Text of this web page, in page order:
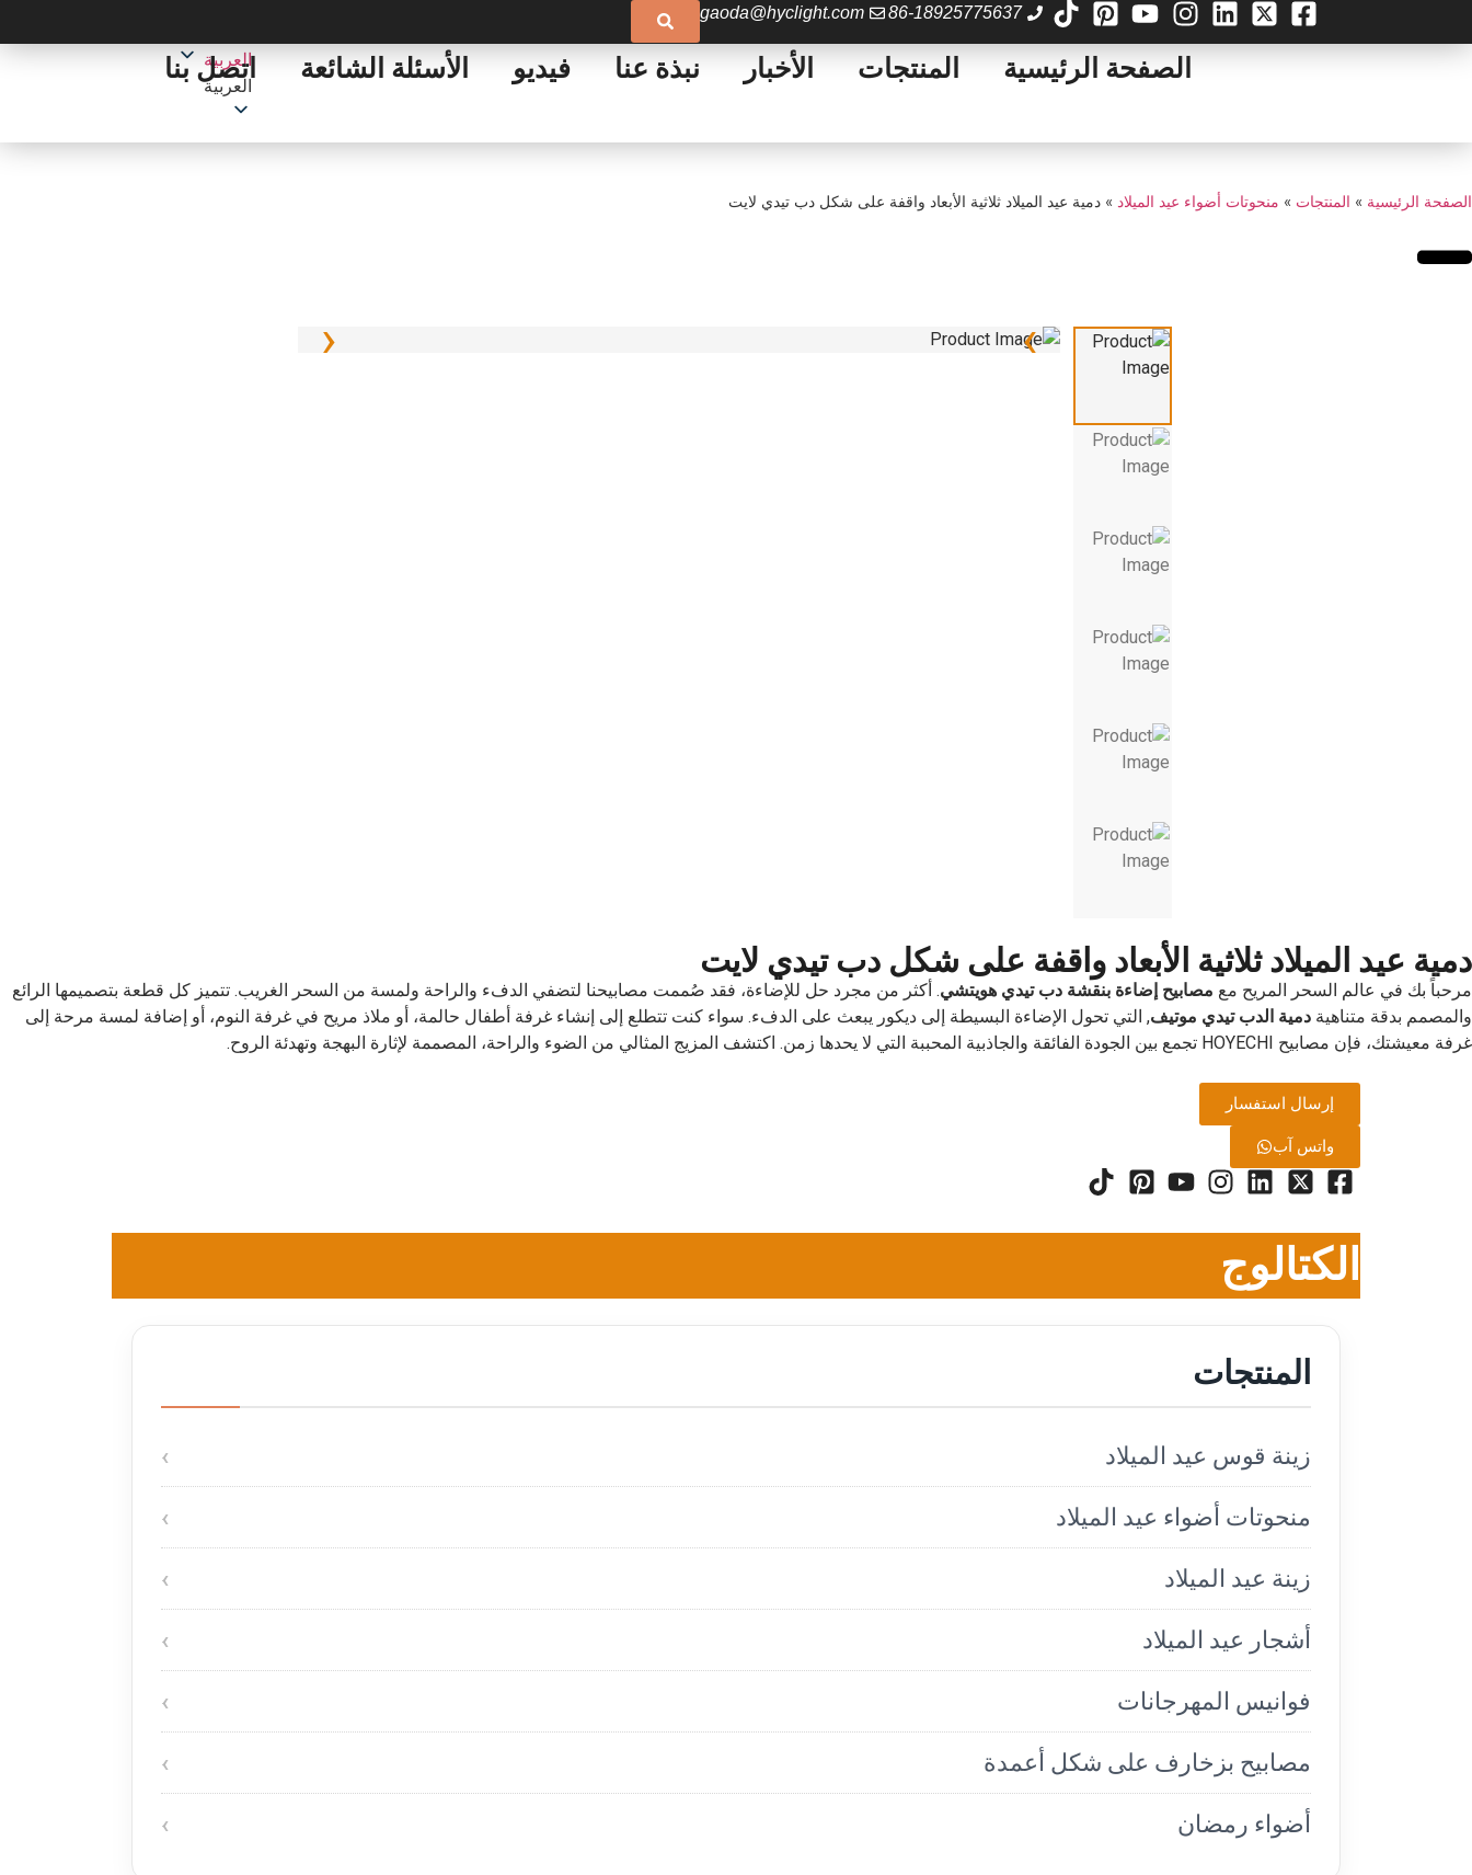
86-18925775637
gaoda@hyclight.com
الصفحة الرئيسية المنتجات الأخبار نبذة عنا فيديو الأسئلة الشائعة اتصل بنا
العربية
العربية
الصفحة الرئيسية » المنتجات » منحوتات أضواء عيد الميلاد » دمية عيد الميلاد ثلاثية الأبعاد واقفة على شكل دب تيدي لايت
‹ ›
دمية عيد الميلاد ثلاثية الأبعاد واقفة على شكل دب تيدي لايت
مرحباً بك في عالم السحر المريح مع مصابيح إضاءة بنقشة دب تيدي هويتشي. أكثر من مجرد حل للإضاءة، فقد صُممت مصابيحنا لتضفي الدفء والراحة ولمسة من السحر الغريب. تتميز كل قطعة بتصميمها الرائع
والمصمم بدقة متناهية دمية الدب تيدي موتيف, التي تحول الإضاءة البسيطة إلى ديكور يبعث على الدفء. سواء كنت تتطلع إلى إنشاء غرفة أطفال حالمة، أو ملاذ مريح في غرفة النوم، أو إضافة لمسة مرحة إلى
غرفة معيشتك، فإن مصابيح HOYECHI تجمع بين الجودة الفائقة والجاذبية المحببة التي لا يحدها زمن. اكتشف المزيج المثالي من الضوء والراحة، المصممة لإثارة البهجة وتهدئة الروح.
إرسال استفسار
واتس آب
الكتالوج
المنتجات
زينة قوس عيد الميلاد
منحوتات أضواء عيد الميلاد
زينة عيد الميلاد
أشجار عيد الميلاد
فوانيس المهرجانات
مصابيح بزخارف على شكل أعمدة
أضواء رمضان